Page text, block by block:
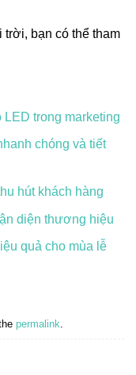
bạn có thể tham
trong marketing
chóng và tiết
hút khách hàng
diện thương hiệu
quả cho mùa lễ
permalink.